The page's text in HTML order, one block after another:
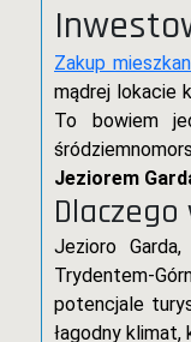
Zakup
mądrej lokacie
To bowiem
Jeziorem
Jezioro
Trydentem-
potencjale
łagodny